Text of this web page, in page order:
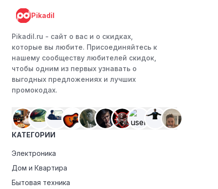
Следите за социальными сетями:
в социальных сетях, таких как VK, Facebook или
Instagram. Ритейлеры часто делятся со своими
подписчиками эксклюзивными кодами скидок или
акциями.
Программы лояльности:Присоединяйтесь к
программам лояльности, предлагаемым интернет-
преимуществами, как скидки только для участников,
ранний доступ к распродажам или эксклюзивным
акциям.
Особые скидки:
критериям, проверьте, предоставляет ли Alikson
пенсионеров.
Pikadil
Pikadil.ru - cайт о вас и о скидках,
которые вы любите. Присоединяйтесь к
нашему сообществу любителей скидок,
чтобы одним из первых узнавать о
выгодных предложениях и лучших
промокодах.
КАТЕГОРИИ
Электроника
Дом и Квартира
Бытовая техника